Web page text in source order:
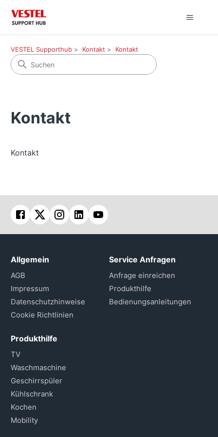
VESTEL Supporthub Kontakt Kontakt
Kontakt
Kontakt
Allgemein
AGB
Impressum
Datenschutzhinweise
Cookie Richtlinien
Service Anfragen
Anfrage einreichen
Produkthilfe
Bedienungsanleitungen
Produkthilfe
TV
Waschmaschine
Geschirrspüler
Kühlschrank
Kochen
Mobility